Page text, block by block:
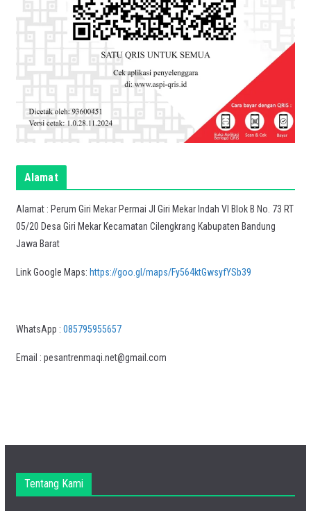
Alamat
Alamat : Perum Giri Mekar Permai Jl Giri Mekar Indah VI Blok B No. 73 RT
05/20 Desa Giri Mekar Kecamatan Cilengkrang Kabupaten Bandung
Jawa Barat
Link Google Maps: https://goo.gl/maps/Fy564ktGwsyfYSb39
WhatsApp : 085795955657
Email : pesantrenmaqi.net@gmail.com
Tentang Kami